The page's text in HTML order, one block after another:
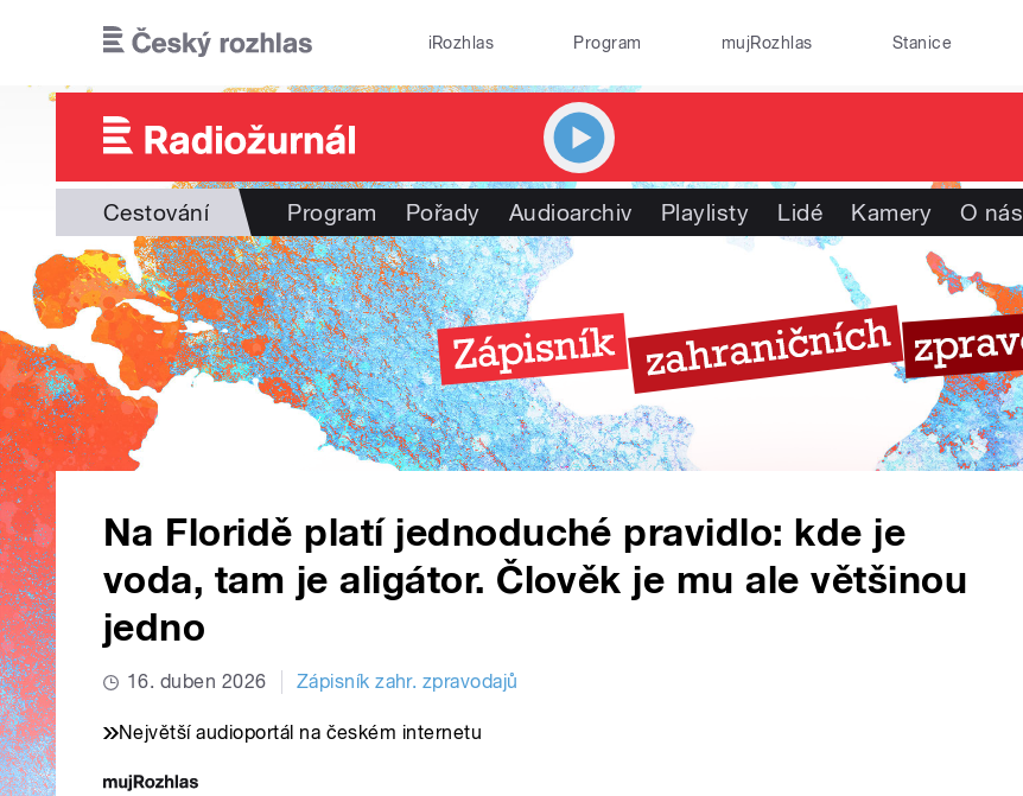
iRozhlas Program mujRozhlas Stanice
Cestování Program Pořady Audioarchiv Playlisty Lidé Kamery O nás
Na Floridě platí jednoduché pravidlo: kde je
voda, tam je aligátor. Člověk je mu ale většinou
jedno
16. duben 2026 Zápisník zahr. zpravodajů
Největší audioportál na českém internetu